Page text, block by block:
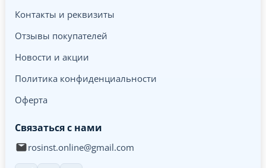
Контакты и реквизиты
Отзывы покупателей
Новости и акции
Политика конфиденциальности
Оферта
Связаться с нами
rosinst.online@gmail.com